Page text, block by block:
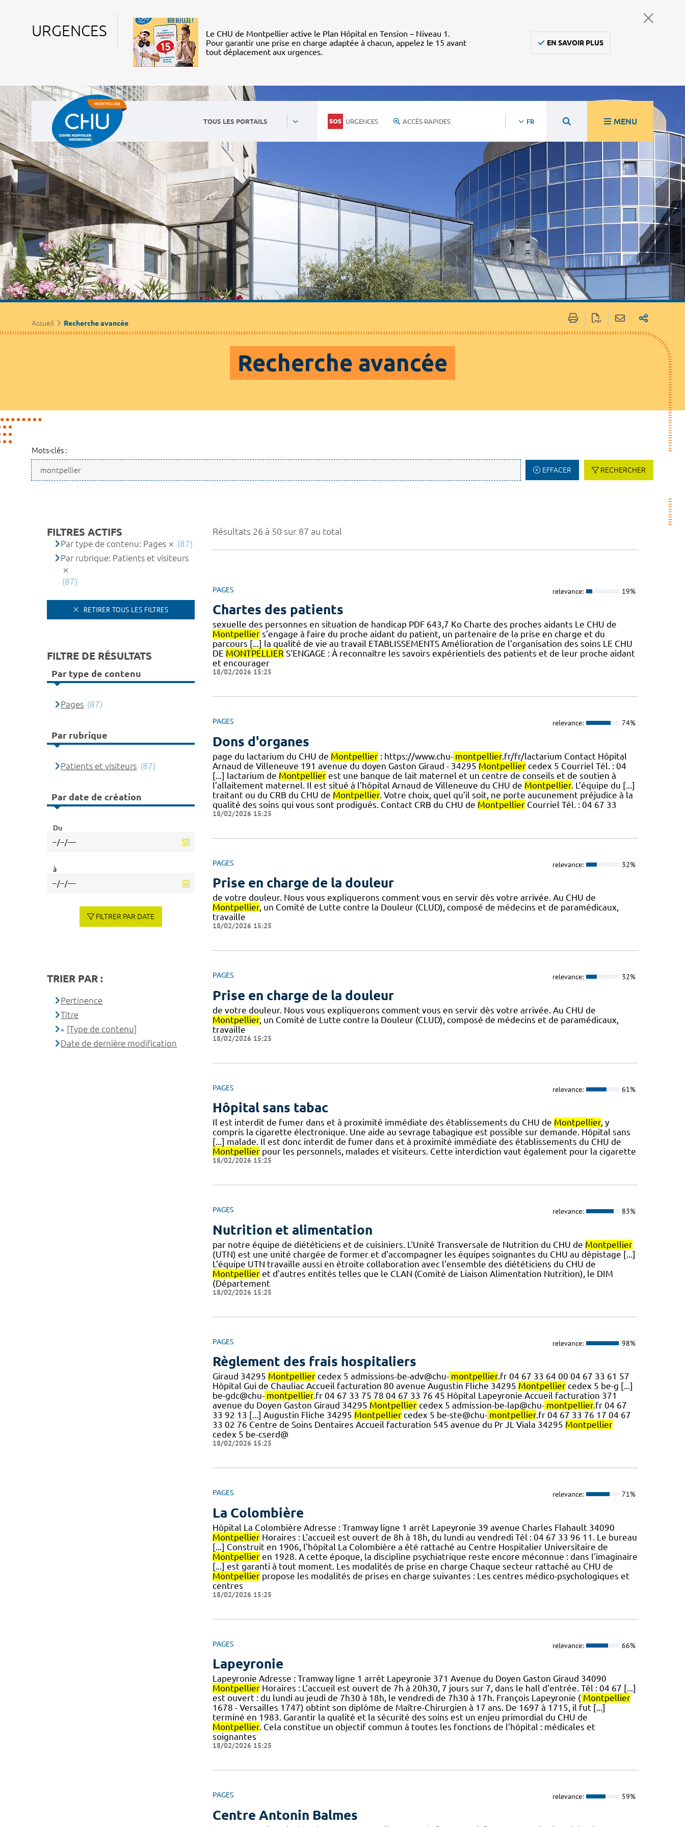
URGENCES
Le CHU de Montpellier active le Plan Hôpital en Tension – Niveau 1.
Pour garantir une prise en charge adaptée à chacun, appelez le 15 avant
tout déplacement aux urgences.
EN SAVOIR PLUS
TOUS LES PORTAILS URGENCES ACCÈS RAPIDES FR MENU
Accueil Recherche avancée
Recherche avancée
Mots-clés :
EFFACER RECHERCHER
Résultats 26 à 50 sur 87 au total
PAGES relevance: 19%
Chartes des patients
sexuelle des personnes en situation de handicap PDF 643,7 Ko Charte des proches aidants Le CHU de
Montpelliers’engage à faire du proche aidant du patient, un partenaire de la prise en charge et du
parcours [...] la qualité de vie au travail ETABLISSEMENTS Amélioration de l’organisation des soins LE CHU
DE MONTPELLIER S’ENGAGE : À reconnaître les savoirs expérientiels des patients et de leur proche aidant
et encourager
18/02/2026 15:25
PAGES relevance: 74%
Dons d'organes
page du lactarium du CHU de Montpellier: https://www.chu- montpellier.fr/fr/lactarium Contact Hôpital
Arnaud de Villeneuve 191 avenue du doyen Gaston Giraud - 34295 Montpelliercedex 5 Courriel Tél. : 04
[...] lactarium de Montpellierest une banque de lait maternel et un centre de conseils et de soutien à
l’allaitement maternel. Il est situé à l’hôpital Arnaud de Villeneuve du CHU de Montpellier. L’équipe du [...]
traitant ou du CRB du CHU de Montpellier. Votre choix, quel qu’il soit, ne porte aucunement préjudice à la
qualité des soins qui vous sont prodigués. Contact CRB du CHU de MontpellierCourriel Tél. : 04 67 33
18/02/2026 15:25
PAGES relevance: 32%
Prise en charge de la douleur
de votre douleur. Nous vous expliquerons comment vous en servir dès votre arrivée. Au CHU de
Montpellier, un Comité de Lutte contre la Douleur (CLUD), composé de médecins et de paramédicaux,
travaille
18/02/2026 15:25
PAGES relevance: 32%
Prise en charge de la douleur
de votre douleur. Nous vous expliquerons comment vous en servir dès votre arrivée. Au CHU de
Montpellier, un Comité de Lutte contre la Douleur (CLUD), composé de médecins et de paramédicaux,
travaille
18/02/2026 15:25
PAGES relevance: 61%
Hôpital sans tabac
Il est interdit de fumer dans et à proximité immédiate des établissements du CHU de Montpellier, y
compris la cigarette électronique. Une aide au sevrage tabagique est possible sur demande. Hôpital sans
[...] malade. Il est donc interdit de fumer dans et à proximité immédiate des établissements du CHU de
Montpellierpour les personnels, malades et visiteurs. Cette interdiction vaut également pour la cigarette
18/02/2026 15:25
PAGES relevance: 83%
Nutrition et alimentation
par notre équipe de diététiciens et de cuisiniers. L'Unité Transversale de Nutrition du CHU de Montpellier
(UTN) est une unité chargée de former et d’accompagner les équipes soignantes du CHU au dépistage [...]
L’équipe UTN travaille aussi en étroite collaboration avec l’ensemble des diététiciens du CHU de
Montpellieret d’autres entités telles que le CLAN (Comité de Liaison Alimentation Nutrition), le DIM
(Département
18/02/2026 15:25
PAGES relevance: 98%
Règlement des frais hospitaliers
Giraud 34295 Montpelliercedex 5 admissions-be-adv@chu- montpellier.fr 04 67 33 64 00 04 67 33 61 57
Hôpital Gui de Chauliac Accueil facturation 80 avenue Augustin Fliche 34295 Montpelliercedex 5 be-g [...]
be-gdc@chu- montpellier.fr 04 67 33 75 78 04 67 33 76 45 Hôpital Lapeyronie Accueil facturation 371
avenue du Doyen Gaston Giraud 34295 Montpelliercedex 5 admission-be-lap@chu- montpellier.fr 04 67
33 92 13 [...] Augustin Fliche 34295 Montpelliercedex 5 be-ste@chu- montpellier.fr 04 67 33 76 17 04 67
33 02 76 Centre de Soins Dentaires Accueil facturation 545 avenue du Pr JL Viala 34295 Montpellier
cedex 5 be-cserd@
18/02/2026 15:25
PAGES relevance: 71%
La Colombière
Hôpital La Colombière Adresse : Tramway ligne 1 arrêt Lapeyronie 39 avenue Charles Flahault 34090
MontpellierHoraires : L'accueil est ouvert de 8h à 18h, du lundi au vendredi Tél : 04 67 33 96 11. Le bureau
[...] Construit en 1906, l'hôpital La Colombière a été rattaché au Centre Hospitalier Universitaire de
Montpellieren 1928. A cette époque, la discipline psychiatrique reste encore méconnue : dans l'imaginaire
[...] est garanti à tout moment. Les modalités de prise en charge Chaque secteur rattaché au CHU de
Montpellierpropose les modalités de prises en charge suivantes : Les centres médico-psychologiques et
centres
18/02/2026 15:25
PAGES relevance: 66%
Lapeyronie
Lapeyronie Adresse : Tramway ligne 1 arrêt Lapeyronie 371 Avenue du Doyen Gaston Giraud 34090
MontpellierHoraires : L'accueil est ouvert de 7h à 20h30, 7 jours sur 7, dans le hall d’entrée. Tél : 04 67 [...]
est ouvert : du lundi au jeudi de 7h30 à 18h, le vendredi de 7h30 à 17h. François Lapeyronie ( Montpellier
1678 - Versailles 1747) obtint son diplôme de Maître-Chirurgien à 17 ans. De 1697 à 1715, il fut [...]
terminé en 1983. Garantir la qualité et la sécurité des soins est un enjeu primordial du CHU de
Montpellier. Cela constitue un objectif commun à toutes les fonctions de l’hôpital : médicales et
soignantes
18/02/2026 15:25
PAGES relevance: 59%
Centre Antonin Balmes
FILTRES ACTIFS
Par type de contenu: Pages
(87)
Par rubrique: Patients et visiteurs
(87)
RETIRER TOUS LES FILTRES
FILTRE DE RÉSULTATS
Par type de contenu
Pages (87)
Par rubrique
Patients et visiteurs (87)
Par date de création
Du
à
FILTRER PAR DATE
TRIER PAR :
Pertinence
Titre
[Type de contenu]
Date de dernière modification